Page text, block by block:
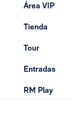
Área VIP
Tienda
Tour
Entradas
RM Play